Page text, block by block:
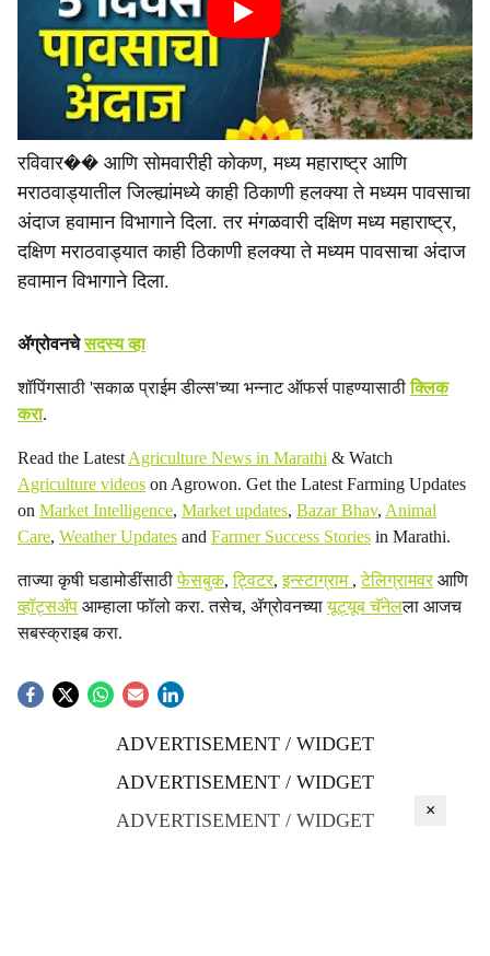
रविवार�� आणि सोमवारीही कोकण, मध्य महाराष्ट्र आणि
मराठवाड्यातील जिल्ह्यांमध्ये काही ठिकाणी हलक्या ते मध्यम पावसाचा
अंदाज हवामान विभागाने दिला. तर मंगळवारी दक्षिण मध्य महाराष्ट्र,
दक्षिण मराठवाड्यात काही ठिकाणी हलक्या ते मध्यम पावसाचा अंदाज
हवामान विभागाने दिला.
ॲग्रोवनचेसदस्य व्हा
शॉपिंगसाठी 'सकाळ प्राईम डील्स'च्या भन्नाट ऑफर्स पाहण्यासाठीक्लिक
करा.
Read the Latest Agriculture News in Marathi & Watch
Agriculture videos on Agrowon. Get the Latest Farming Updates
on Market Intelligence, Market updates, Bazar Bhav, Animal
Care, Weather Updates and Farmer Success Stories in Marathi.
ताज्या कृषी घडामोडींसाठीफेसबुक,ट्विटर,इन्स्टाग्राम ,टेलिग्रामवरआणि
व्हॉट्सॲप आम्हाला फॉलो करा. तसेच, ॲग्रोवनच्यायूट्यूब चॅनेलला आजच
सबस्क्राइब करा.
ADVERTISEMENT / WIDGET
ADVERTISEMENT / WIDGET
ADVERTISEMENT / WIDGET
×